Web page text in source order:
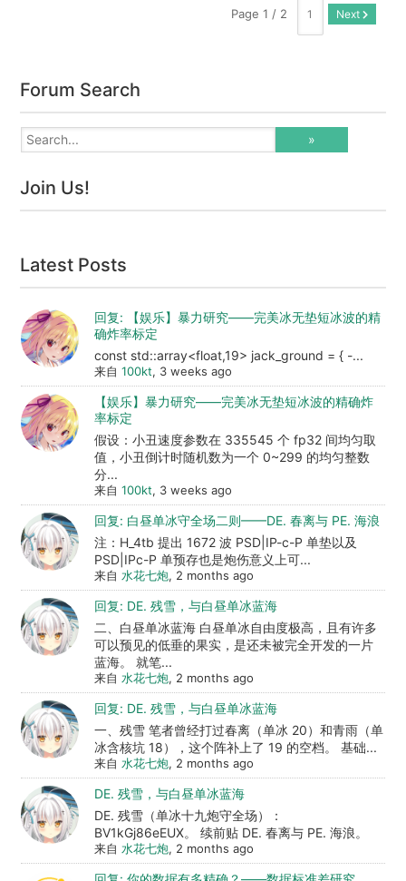
Page 1 / 2 Next
Forum Search
Join Us!
Latest Posts
回复: 【娱乐】暴力研究——完美冰无垫短冰波的精
确炸率标定
const std::array<float,19> jack_ground = { -...
来自 100kt, 3 weeks ago
【娱乐】暴力研究——完美冰无垫短冰波的精确炸
率标定
假设：小丑速度参数在 335545 个 fp32 间均匀取
值，小丑倒计时随机数为一个 0~299 的均匀整数
分...
来自 100kt, 3 weeks ago
回复: 白昼单冰守全场二则——DE. 春离与 PE. 海浪
注：H_4tb 提出 1672 波 PSD|IP-c-P 单垫以及
PSD|IPc-P 单预存也是炮伤意义上可...
来自 水花七炮, 2 months ago
回复: DE. 残雪，与白昼单冰蓝海
二、白昼单冰蓝海 白昼单冰自由度极高，且有许多
可以预见的低垂的果实，是还未被完全开发的一片
蓝海。 就笔...
来自 水花七炮, 2 months ago
回复: DE. 残雪，与白昼单冰蓝海
一、残雪 笔者曾经打过春离（单冰 20）和青雨（单
冰含核坑 18），这个阵补上了 19 的空档。 基础...
来自 水花七炮, 2 months ago
DE. 残雪，与白昼单冰蓝海
DE. 残雪（单冰十九炮守全场）：
BV1kGj86eEUX。 续前贴 DE. 春离与 PE. 海浪。
来自 水花七炮, 2 months ago